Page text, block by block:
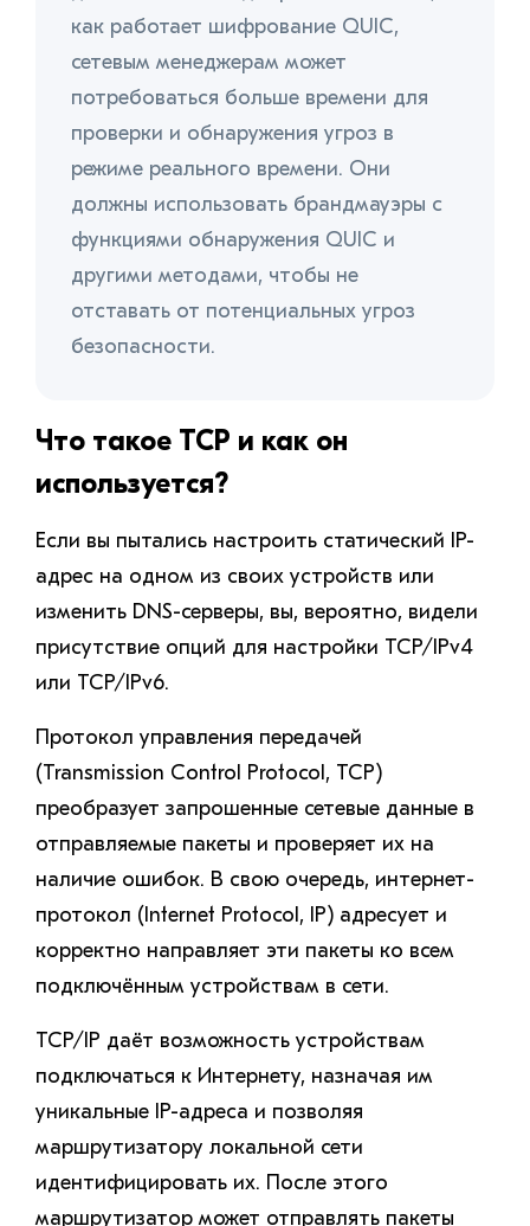
как работает шифрование QUIC,
сетевым менеджерам может
потребоваться больше времени для
проверки и обнаружения угроз в
режиме реального времени. Они
должны использовать брандмауэры с
функциями обнаружения QUIC и
другими методами, чтобы не
отставать от потенциальных угроз
безопасности.
Что такое TCP и как он
используется?
Если вы пытались настроить статический IP-
адрес на одном из своих устройств или
изменить DNS-серверы, вы, вероятно, видели
присутствие опций для настройки TCP/IPv4
или TCP/IPv6.
Протокол управления передачей
(Transmission Control Protocol, TCP)
преобразует запрошенные сетевые данные в
отправляемые пакеты и проверяет их на
наличие ошибок. В свою очередь, интернет-
протокол (Internet Protocol, IP) адресует и
корректно направляет эти пакеты ко всем
подключённым устройствам в сети.
TCP/IP даёт возможность устройствам
подключаться к Интернету, назначая им
уникальные IP-адреса и позволяя
маршрутизатору локальной сети
идентифицировать их. После этого
маршрутизатор может отправлять пакеты